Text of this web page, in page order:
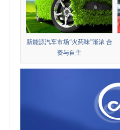
新能源汽车市场“火药味”渐浓 合
资与自主